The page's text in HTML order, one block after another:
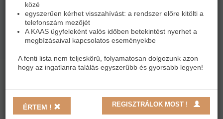
KAAS OTTHON
közé
egyszerűen kérhet visszahívást: a rendszer előre kitölti a
telefonszám mezőjét
A KAAS ügyfeleként valós időben betekintést nyerhet a
megbízásaival kapcsolatos eseményekbe
A fenti lista nem teljeskörű, folyamatosan dolgozunk azon
hogy az ingatlanra találás egyszerűbb és gyorsabb legyen!
ÉRTEM ! REGISZTRÁLOK MOST !